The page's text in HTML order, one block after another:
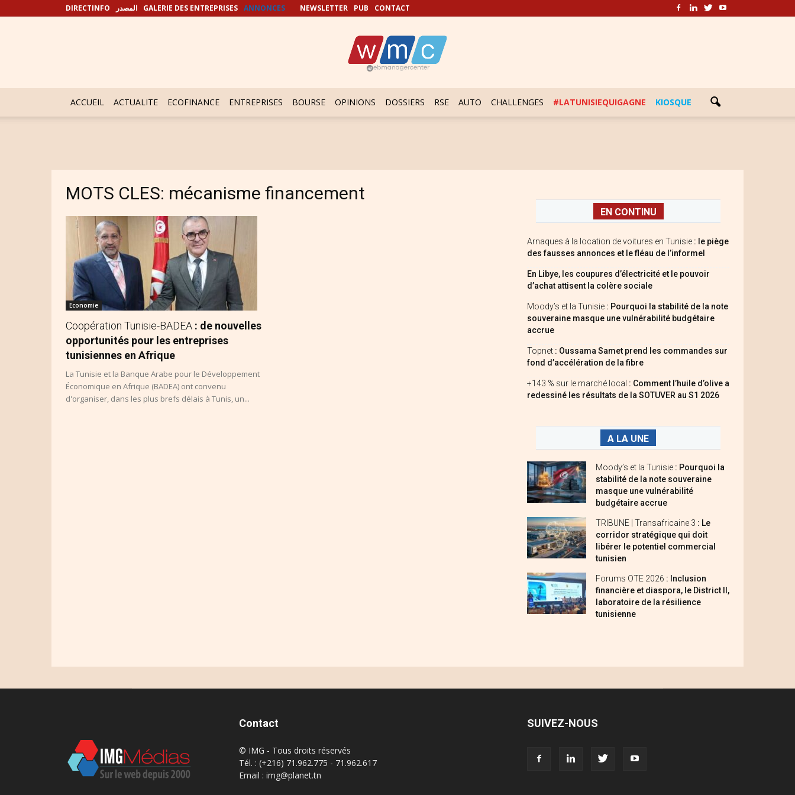
DIRECTINFO المصدر GALERIE DES ENTREPRISES ANNONCES NEWSLETTER PUB CONTACT
ACCUEIL ACTUALITE ECOFINANCE ENTREPRISES BOURSE OPINIONS DOSSIERS RSE AUTO CHALLENGES #LATUNISIEQUIGAGNE KIOSQUE
MOTS CLES: mécanisme financement
Economie
Coopération Tunisie-BADEA : de nouvelles
opportunités pour les entreprises
tunisiennes en Afrique
La Tunisie et la Banque Arabe pour le Développement
Économique en Afrique (BADEA) ont convenu
d'organiser, dans les plus brefs délais à Tunis, un...
EN CONTINU
Arnaques à la location de voitures en Tunisie : le piège
des fausses annonces et le fléau de l’informel
En Libye, les coupures d’électricité et le pouvoir
d’achat attisent la colère sociale
Moody’s et la Tunisie : Pourquoi la stabilité de la note
souveraine masque une vulnérabilité budgétaire
accrue
Topnet : Oussama Samet prend les commandes sur
fond d’accélération de la fibre
+143 % sur le marché local : Comment l’huile d’olive a
redessiné les résultats de la SOTUVER au S1 2026
A LA UNE
Moody’s et la Tunisie : Pourquoi la
stabilité de la note souveraine
masque une vulnérabilité
budgétaire accrue
TRIBUNE | Transafricaine 3 : Le
corridor stratégique qui doit
libérer le potentiel commercial
tunisien
Forums OTE 2026 : Inclusion
financière et diaspora, le District II,
laboratoire de la résilience
tunisienne
Contact
© IMG - Tous droits réservés
Tél. : (+216) 71.962.775 - 71.962.617
Email : img@planet.tn
SUIVEZ-NOUS